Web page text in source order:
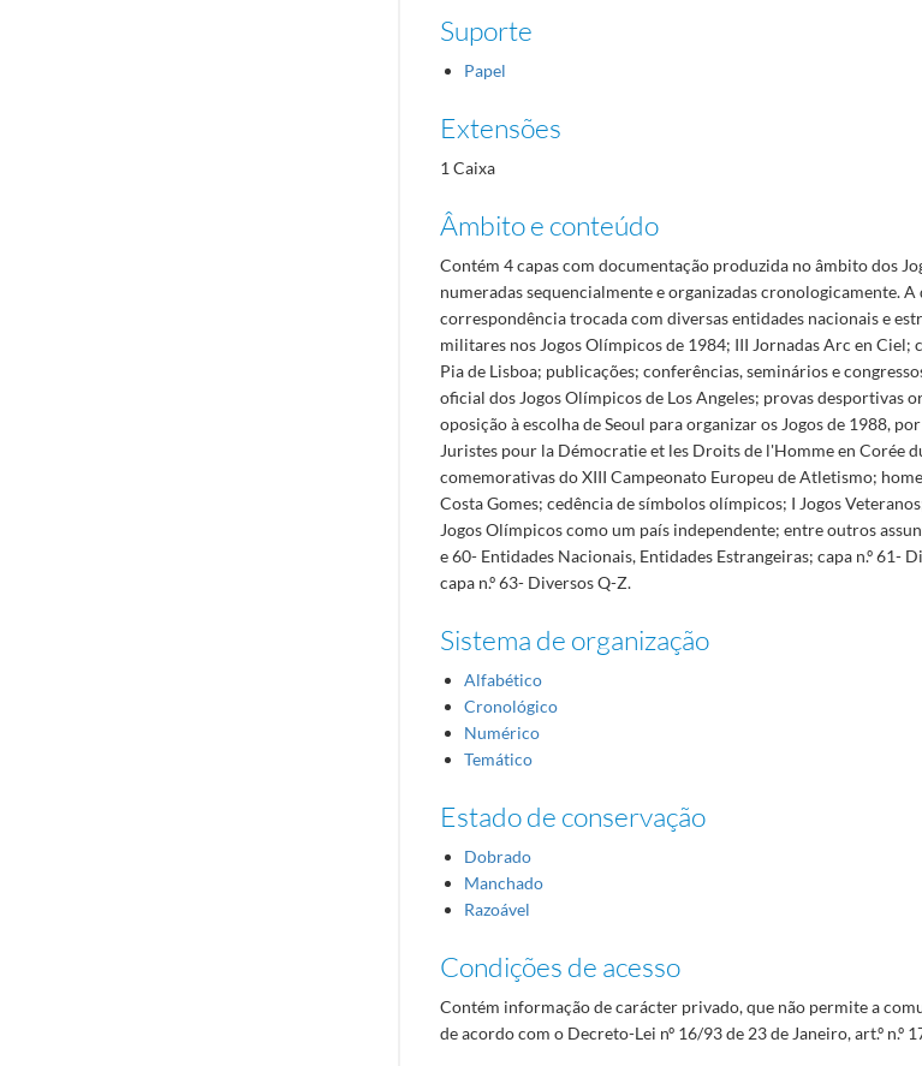
Suporte
Papel
Extensões
1 Caixa
Âmbito e conteúdo
Contém 4 capas com documentação produzida no âmbito dos
numeradas sequencialmente e organizadas cronologicamente.
correspondência trocada com diversas entidades nacionais e
militares nos Jogos Olímpicos de 1984; III Jornadas Arc en Ciel;
Pia de Lisboa; publicações; conferências, seminários e
oficial dos Jogos Olímpicos de Los Angeles; provas desportivas
oposição à escolha de Seoul para organizar os Jogos de 1988,
Juristes pour la Démocratie et les Droits de l'Homme en Corée
comemorativas do XIII Campeonato Europeu de Atletismo;
Costa Gomes; cedência de símbolos olímpicos; I Jogos
Jogos Olímpicos como um país independente; entre outros
e 60- Entidades Nacionais, Entidades Estrangeiras; capa n.º 61-
capa n.º 63- Diversos Q-Z.
Sistema de organização
Alfabético
Cronológico
Numérico
Temático
Estado de conservação
Dobrado
Manchado
Razoável
Condições de acesso
Contém informação de carácter privado, que não permite a
de acordo com o Decreto-Lei nº 16/93 de 23 de Janeiro, art.º n.º